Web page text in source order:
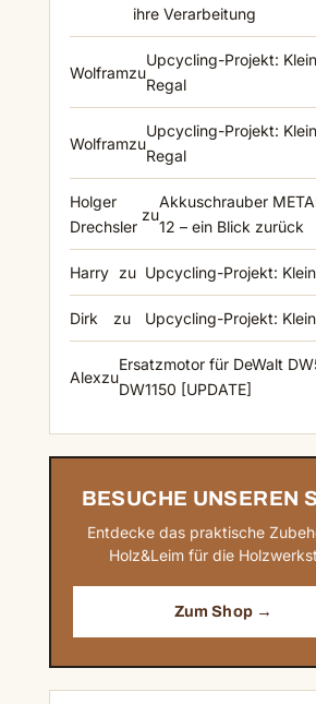
ihre Verarbeitung
Wolframzu
Upcycling-Projekt:
Regal
Wolframzu
Upcycling-Projekt:
Regal
Holger
Drechsler
zu
Akkuschrauber
12 – ein Blick zurück
Harry zu Upcycling-Projekt:
Dirk zu Upcycling-Projekt:
Alexzu
Ersatzmotor für DeWalt
DW1150 [UPDATE]
BESUCHE UNSEREN
Entdecke das praktische
Holz&Leim für die
Zum Shop →